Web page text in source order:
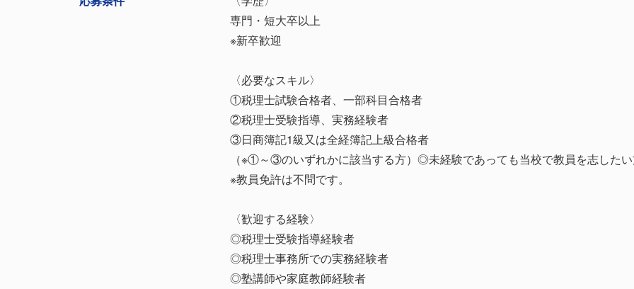
専門・短大卒以上
※新卒歓迎
〈必要なスキル〉
①税理士試験合格者、一部科目合格者
②税理士受験指導、実務経験者
③日商簿記1級又は全経簿記上級合格者
（※①～③のいずれかに該当する方）◎未経験であっても当校で教員を志した
※教員免許は不問です。
〈歓迎する経験〉
◎税理士受験指導経験者
◎税理士事務所での実務経験者
◎塾講師や家庭教師経験者